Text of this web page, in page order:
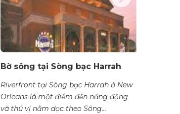
Bờ sông tại Sòng bạc Harrah
Riverfront tại Sòng bạc Harrah ở New
Orleans là một điểm đến năng động
và thú vị nằm dọc theo Sông...